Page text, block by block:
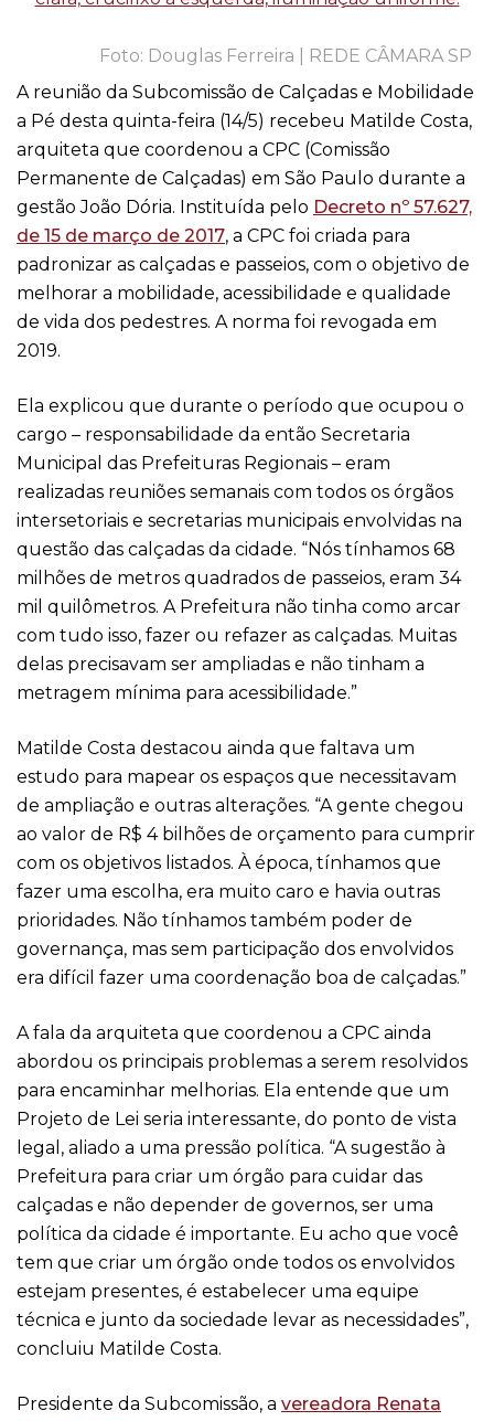
Douglas Ferreira | REDE CÂMARA SP
A reunião da Subcomissão de Calçadas e Mobilidade
a Pé desta quinta-feira (14/5) recebeu Matilde Costa,
arquiteta que coordenou a CPC (Comissão
Permanente de Calçadas) em São Paulo durante a
gestão João Dória. Instituída pelo Decreto nº 57.627,
de 15 de março de 2017, a CPC foi criada para
padronizar as calçadas e passeios, com o objetivo de
melhorar a mobilidade, acessibilidade e qualidade
de vida dos pedestres. A norma foi revogada em
2019.
Ela explicou que durante o período que ocupou o
cargo – responsabilidade da então Secretaria
Municipal das Prefeituras Regionais – eram
realizadas reuniões semanais com todos os órgãos
intersetoriais e secretarias municipais envolvidas na
questão das calçadas da cidade. “Nós tínhamos 68
milhões de metros quadrados de passeios, eram 34
mil quilômetros. A Prefeitura não tinha como arcar
com tudo isso, fazer ou refazer as calçadas. Muitas
delas precisavam ser ampliadas e não tinham a
metragem mínima para acessibilidade.”
Matilde Costa destacou ainda que faltava um
estudo para mapear os espaços que necessitavam
de ampliação e outras alterações. “A gente chegou
ao valor de R$ 4 bilhões de orçamento para cumprir
com os objetivos listados. À época, tínhamos que
fazer uma escolha, era muito caro e havia outras
prioridades. Não tínhamos também poder de
governança, mas sem participação dos envolvidos
era difícil fazer uma coordenação boa de calçadas.”
A fala da arquiteta que coordenou a CPC ainda
abordou os principais problemas a serem resolvidos
para encaminhar melhorias. Ela entende que um
Projeto de Lei seria interessante, do ponto de vista
legal, aliado a uma pressão política. “A sugestão à
Prefeitura para criar um órgão para cuidar das
calçadas e não depender de governos, ser uma
política da cidade é importante. Eu acho que você
tem que criar um órgão onde todos os envolvidos
estejam presentes, é estabelecer uma equipe
técnica e junto da sociedade levar as necessidades”,
concluiu Matilde Costa.
Presidente da Subcomissão, a vereadora Renata